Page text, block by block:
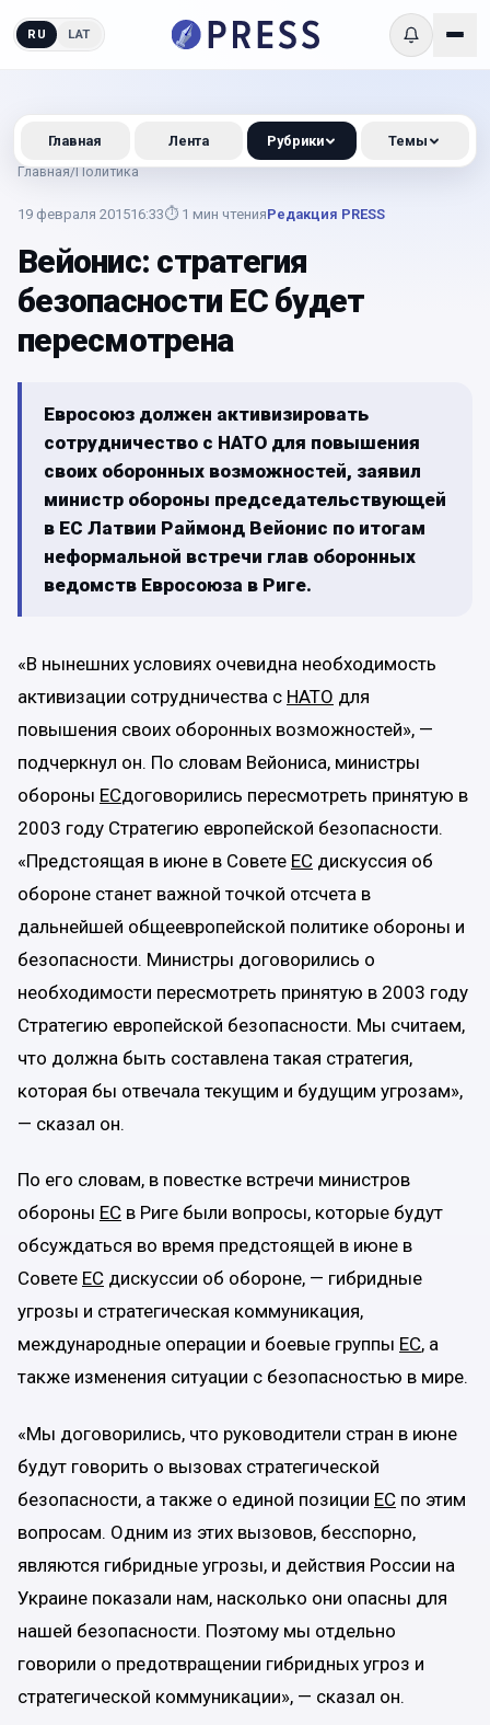
RU LAT
Главная/Политика
19 февраля 201516:33⏱ 1 мин чтенияРедакция PRESS
Вейонис: стратегия
безопасности ЕС будет
пересмотрена
Евросоюз должен активизировать
сотрудничество с НАТО для повышения
своих оборонных возможностей, заявил
министр обороны председательствующей
в ЕС Латвии Раймонд Вейонис по итогам
неформальной встречи глав оборонных
ведомств Евросоюза в Риге.
«В нынешних условиях очевидна необходимость
активизации сотрудничества с НАТО для
повышения своих оборонных возможностей», —
подчеркнул он. По словам Вейониса, министры
обороны ЕСдоговорились пересмотреть принятую в
2003 году Стратегию европейской безопасности.
«Предстоящая в июне в Совете ЕС дискуссия об
обороне станет важной точкой отсчета в
дальнейшей общеевропейской политике обороны и
безопасности. Министры договорились о
необходимости пересмотреть принятую в 2003 году
Стратегию европейской безопасности. Мы считаем,
что должна быть составлена такая стратегия,
которая бы отвечала текущим и будущим угрозам»,
— сказал он.
По его словам, в повестке встречи министров
обороны ЕС в Риге были вопросы, которые будут
обсуждаться во время предстоящей в июне в
Совете ЕС дискуссии об обороне, — гибридные
угрозы и стратегическая коммуникация,
международные операции и боевые группы ЕС, а
также изменения ситуации с безопасностью в мире.
«Мы договорились, что руководители стран в июне
будут говорить о вызовах стратегической
безопасности, а также о единой позиции ЕС по этим
вопросам. Одним из этих вызовов, бесспорно,
являются гибридные угрозы, и действия России на
Украине показали нам, насколько они опасны для
нашей безопасности. Поэтому мы отдельно
говорили о предотвращении гибридных угроз и
стратегической коммуникации», — сказал он.
Главная Лента Рубрики Темы